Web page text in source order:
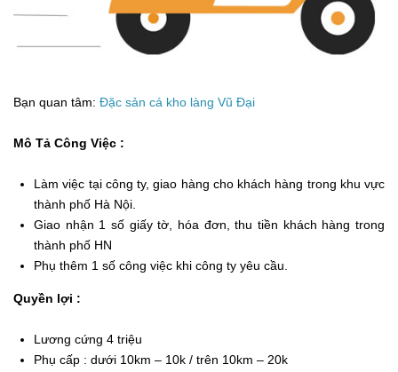
Bạn quan tâm: Đặc sản cá kho làng Vũ Đại
Mô Tả Công Việc :
Làm việc tại công ty, giao hàng cho khách hàng trong khu vực
thành phố Hà Nội.
Giao nhận 1 số giấy tờ, hóa đơn, thu tiền khách hàng trong
thành phố HN
Phụ thêm 1 số công việc khi công ty yêu cầu.
Quyền lợi :
Lương cứng 4 triệu
Phụ cấp : dưới 10km – 10k / trên 10km – 20k